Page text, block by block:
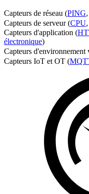
Capteurs de réseau (PING,
Capteurs de serveur (CPU
Capteurs d'application (
électronique)
Capteurs d'environnement
Capteurs IoT et OT (